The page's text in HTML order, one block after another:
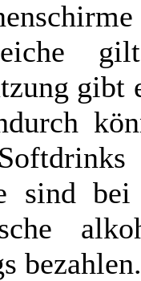
gibt
sind
bezahlen.